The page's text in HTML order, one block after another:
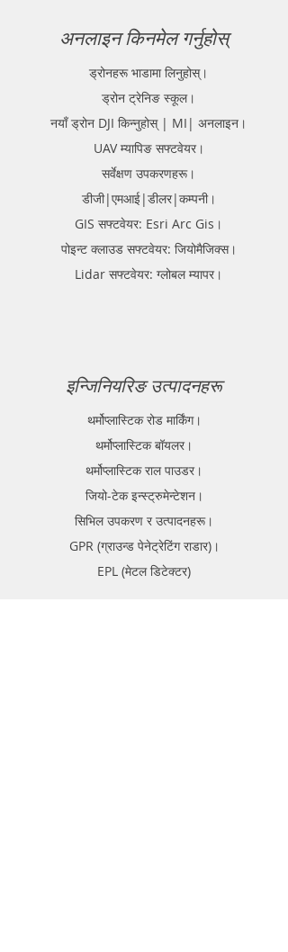
अनलाइन किनमेल गर्नुहोस्
ड्रोनहरू भाडामा लिनुहोस्।
ड्रोन ट्रेनिङ स्कूल।
नयाँ ड्रोन DJI किन्नुहोस् | MI| अनलाइन।
UAV म्यापिङ सफ्टवेयर।
सर्वेक्षण उपकरणहरू।
डीजी|एमआई|डीलर|कम्पनी।
GIS सफ्टवेयर: Esri Arc Gis।
पोइन्ट क्लाउड सफ्टवेयर: जियोमैजिक्स।
Lidar सफ्टवेयर: ग्लोबल म्यापर।
इन्जिनियरिङ उत्पादनहरू
थर्मोप्लास्टिक रोड मार्किंग।
थर्मोप्लास्टिक बॉयलर।
थर्मोप्लास्टिक राल पाउडर।
जियो-टेक इन्स्ट्रुमेन्टेशन।
सिभिल उपकरण र उत्पादनहरू।
GPR (ग्राउन्ड पेनेट्रेटिंग राडार)।
EPL (मेटल डिटेक्टर)